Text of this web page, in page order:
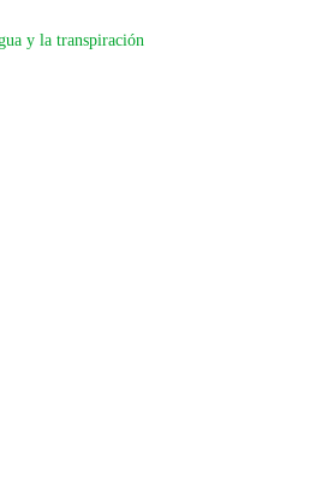
y la transpiración